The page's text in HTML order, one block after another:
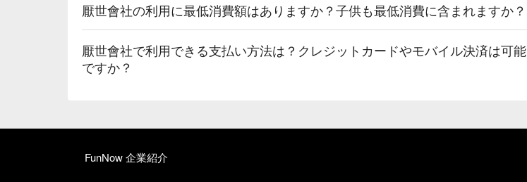
厭世會社の利用に最低消費額はありますか？子供も最低消費に含まれますか？
厭世會社で利用できる支払い方法は？クレジットカードやモバイル決済は可能
ですか？
FunNow 企業紹介